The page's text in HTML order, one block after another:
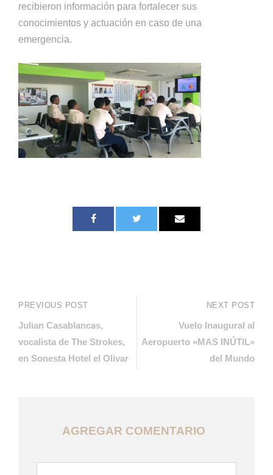
recibieron información para fortalecer sus
conocimientos y actuación en caso de una
emergencia.
PREVIOUS POST
Julian Casablancas,
vocalista de The Strokes,
en Sonesta Hotel el Olivar
NEXT POST
Vuelo Inaugural al
Aeropuerto «MAS INÚTIL»
del Mundo
AGREGAR COMENTARIO